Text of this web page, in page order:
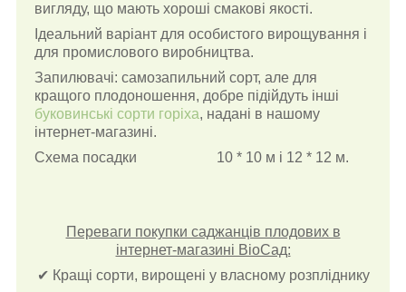
вигляду, що мають хороші смакові якості.
Ідеальний варіант для особистого вирощування і
для промислового виробництва.
Запилювачі: самозапильний сорт, але для
кращого плодоношення, добре підійдуть інші
буковинські сорти горіха, надані в нашому
інтернет-магазині.
Схема посадки 10 * 10 м і 12 * 12 м.
Переваги покупки саджанців плодових в
інтернет-магазині ВіоСад:
✔ Кращі сорти, вирощені у власному розпліднику